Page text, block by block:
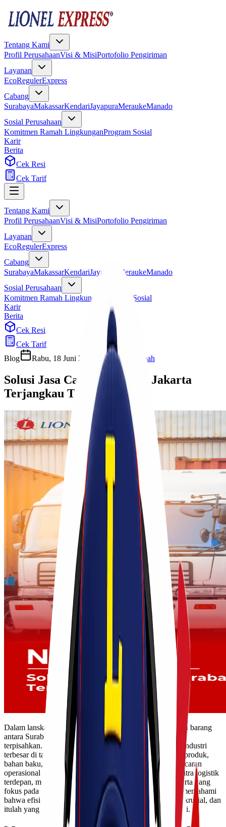
Tentang Kami
Profil PerusahaanVisi & MisiPortofolio Pengiriman
Layanan
EcoRegulerExpress
Cabang
SurabayaMakassarKendariJayapuraMeraukeManado
Sosial Perusahaan
Komitmen Ramah LingkunganProgram Sosial
Karir
Berita
Cek Resi
Cek Tarif
Tentang Kami
Profil PerusahaanVisi & MisiPortofolio Pengiriman
Layanan
EcoRegulerExpress
Cabang
SurabayaMakassarKendariJayapura MeraukeManado
Sosial Perusahaan
Komitmen Ramah Lingkungan
Program Sosial
Karir
Berita
Cek Resi
Cek Tarif
Blog
Rabu, 18 Juni 2025 Ulfi Khasanah
Solusi Jasa Cargo Surabaya Jakarta
Terjangkau Terpercaya
Dalam lanskap bisnis Indonesia yang dinamis, pergerakan barang
antara Surabaya dan Jakarta adalah denyut nadi yang tak
terpisahkan. Kedua kota ini, sebagai pusat ekonomi dan industri
terbesar di tanah air, menjadi poros utama bagi distribusi produk,
bahan baku, hingga barang jadi. Untuk menunjang kelancaran
operasional bisnis Anda, Lionel Express hadir sebagai mitra logistik
terdepan, menawarkan layanan jasa cargo Surabaya Jakarta yang
fokus pada moda transportasi darat atau trucking. Kami memahami
bahwa efisiensi, kecepatan, dan keamanan adalah faktor krusial, dan
itulah yang kami tawarkan dengan solusi terintegrasi kami.